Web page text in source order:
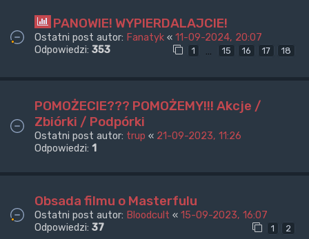
PANOWIE! WYPIERDALAJCIE!
Ostatni post autor: Fanatyk « 11-09-2024, 20:07
Odpowiedzi: 353 1 … 15 16 17 18
POMOŻECIE??? POMOŻEMY!!! Akcje /
Zbiórki / Podpórki
Ostatni post autor: trup « 21-09-2023, 11:26
Odpowiedzi: 1
Obsada filmu o Masterfulu
Ostatni post autor: Bloodcult « 15-09-2023, 16:07
Odpowiedzi: 37 1 2